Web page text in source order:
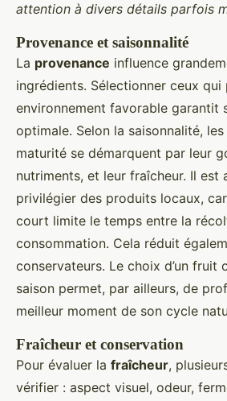
attention à divers détails parfois
Provenance et saisonnalité
La provenance influence
ingrédients. Sélectionner ceux
environnement favorable garantit
optimale. Selon la saisonnalité,
maturité se démarquent par leur
nutriments, et leur fraîcheur. Il est
privilégier des produits locaux,
court limite le temps entre la
consommation. Cela réduit
conservateurs. Le choix d’un fruit
saison permet, par ailleurs, de
meilleur moment de son cycle
Fraîcheur et conservation
Pour évaluer la fraîcheur,
vérifier : aspect visuel, odeur,